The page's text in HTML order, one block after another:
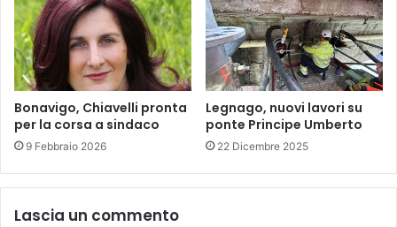
Bonavigo, Chiavelli pronta
per la corsa a sindaco
9 Febbraio 2026
Legnago, nuovi lavori su
ponte Principe Umberto
22 Dicembre 2025
Lascia un commento